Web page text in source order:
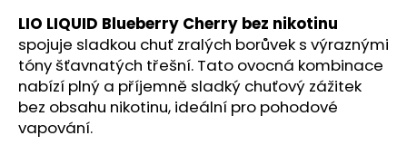
LIO LIQUID Blueberry Cherry bez nikotinu
spojuje sladkou chuť zralých borůvek s výraznými
tóny šťavnatých třešní. Tato ovocná kombinace
nabízí plný a příjemně sladký chuťový zážitek
bez obsahu nikotinu, ideální pro pohodové
vapování.
D
o
p
o